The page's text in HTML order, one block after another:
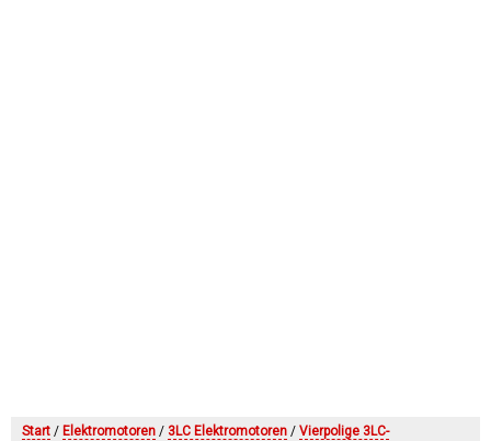
Start / Elektromotoren / 3LC Elektromotoren / Vierpolige 3LC-